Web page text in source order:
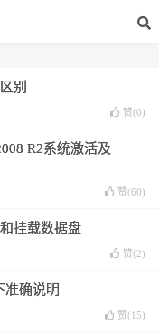
别
赞(0)
R2系统激活及
赞(60)
挂载数据盘
赞(2)
准确说明
赞(15)